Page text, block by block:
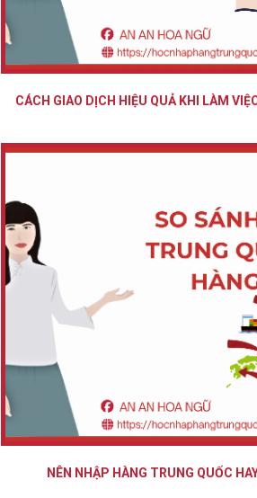
CÁCH GIAO DỊCH HIỆU QUẢ KHI LÀM
NÊN NHẬP HÀNG TRUNG QUỐC